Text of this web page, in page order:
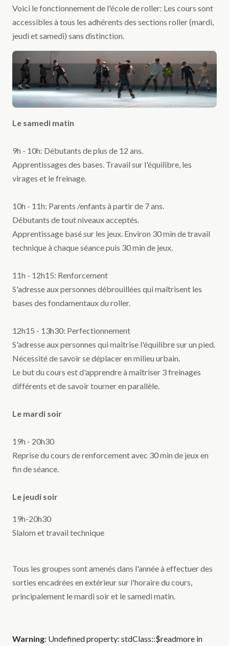
Voici le fonctionnement de l'école de roller: Les cours sont
accessibles à tous les adhérents des sections roller (mardi,
jeudi et samedi) sans distinction.
Le samedi matin
9h - 10h: Débutants de plus de 12 ans.
Apprentissages des bases. Travail sur l'équilibre, les
virages et le freinage.
10h - 11h: Parents /enfants à partir de 7 ans.
Débutants de tout niveaux acceptés.
Apprentissage basé sur les jeux. Environ 30 min de travail
technique à chaque séance puis 30 min de jeux.
11h - 12h15: Renforcement
S'adresse aux personnes débrouillées qui maîtrisent les
bases des fondamentaux du roller.
12h15 - 13h30: Perfectionnement
S'adresse aux personnes qui maîtrise l'équilibre sur un pied.
Nécessité de savoir se déplacer en milieu urbain.
Le but du cours est d'apprendre à maîtriser 3 freinages
différents et de savoir tourner en parallèle.
Le mardi soir
19h - 20h30
Reprise du cours de renforcement avec 30 min de jeux en
fin de séance.
Le jeudi soir
19h-20h30
Slalom et travail technique
Tous les groupes sont amenés dans l'année à effectuer des
sorties encadrées en extérieur sur l'horaire du cours,
principalement le mardi soir et le samedi matin.
Warning: Undefined property: stdClass::$readmore in